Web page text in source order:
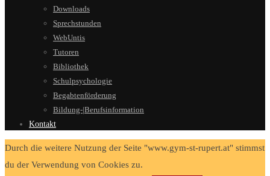
Downloads
Sprechstunden
WebUntis
Tutoren
Bibliothek
Schulpsychologie
Begabtenförderung
Bildung-|Berufsinformation
Kontakt
Durch die weitere Nutzung der Seite "www.gym-st-rupert.at" stimmst
du der Verwendung von Cookies zu.